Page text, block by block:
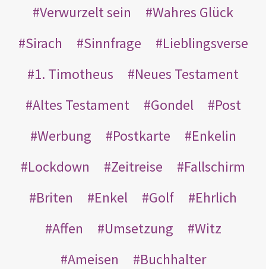
Verwurzelt sein
Wahres Glück
Sirach
Sinnfrage
Lieblingsverse
1. Timotheus
Neues Testament
Altes Testament
Gondel
Post
Werbung
Postkarte
Enkelin
Lockdown
Zeitreise
Fallschirm
Briten
Enkel Golf
Ehrlich
Affen
Umsetzung
Witz
Ameisen
Buchhalter